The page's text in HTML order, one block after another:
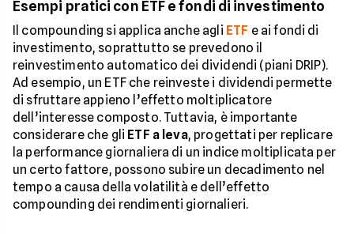
Esempi pratici con ETF e fondi di investimento
Il compounding si applica anche agli ETF e ai fondi di
investimento, soprattutto se prevedono il
reinvestimento automatico dei dividendi (piani DRIP).
Ad esempio, un ETF che reinveste i dividendi permette
di sfruttare appieno l’effetto moltiplicatore
dell’interesse composto. Tuttavia, è importante
considerare che gli ETF a leva, progettati per replicare
la performance giornaliera di un indice moltiplicata per
un certo fattore, possono subire un decadimento nel
tempo a causa della volatilità e dell’effetto
compounding dei rendimenti giornalieri.